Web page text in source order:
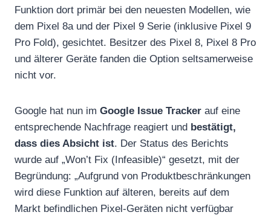
Funktion dort primär bei den neuesten Modellen, wie
dem Pixel 8a und der Pixel 9 Serie (inklusive Pixel 9
Pro Fold), gesichtet. Besitzer des Pixel 8, Pixel 8 Pro
und älterer Geräte fanden die Option seltsamerweise
nicht vor.
Google hat nun im Google Issue Tracker auf eine
entsprechende Nachfrage reagiert und bestätigt,
dass dies Absicht ist. Der Status des Berichts
wurde auf „Won’t Fix (Infeasible)“ gesetzt, mit der
Begründung: „Aufgrund von Produktbeschränkungen
wird diese Funktion auf älteren, bereits auf dem
Markt befindlichen Pixel-Geräten nicht verfügbar